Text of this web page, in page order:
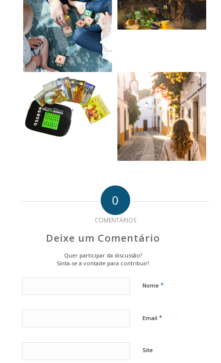
0
COMENTÁRIOS
Deixe um Comentário
Quer participar da discussão?
Sinta-se à vontade para contribuir!
Nome *
Email *
Site